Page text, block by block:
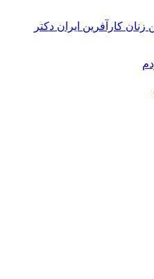
کوچک پولدار